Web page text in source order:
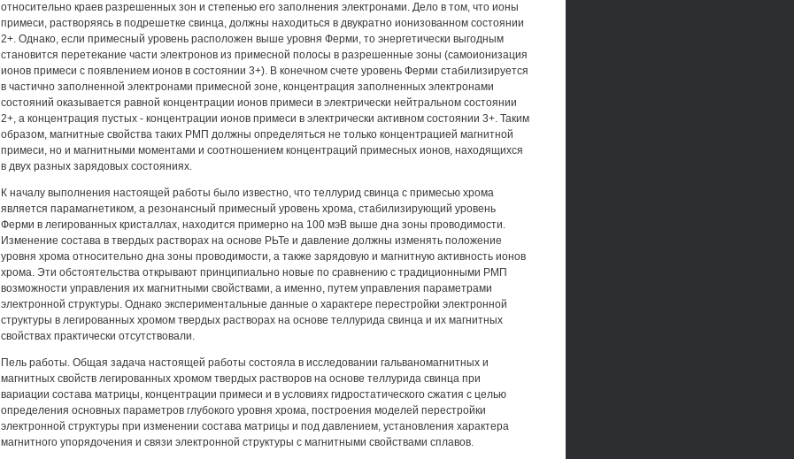
относительно краев разрешенных зон и степенью его заполнения электронами. Дело в том, что ионы
примеси, растворяясь в подрешетке свинца, должны находиться в двукратно ионизованном состоянии
2+. Однако, если примесный уровень расположен выше уровня Ферми, то энергетически выгодным
становится перетекание части электронов из примесной полосы в разрешенные зоны (самоионизация
ионов примеси с появлением ионов в состоянии 3+). В конечном счете уровень Ферми стабилизируется
в частично заполненной электронами примесной зоне, концентрация заполненных электронами
состояний оказывается равной концентрации ионов примеси в электрически нейтральном состоянии
2+, а концентрация пустых - концентрации ионов примеси в электрически активном состоянии 3+. Таким
образом, магнитные свойства таких РМП должны определяться не только концентрацией магнитной
примеси, но и магнитными моментами и соотношением концентраций примесных ионов, находящихся
в двух разных зарядовых состояниях.
К началу выполнения настоящей работы было известно, что теллурид свинца с примесью хрома
является парамагнетиком, а резонансный примесный уровень хрома, стабилизирующий уровень
Ферми в легированных кристаллах, находится примерно на 100 мэВ выше дна зоны проводимости.
Изменение состава в твердых растворах на основе РЬТе и давление должны изменять положение
уровня хрома относительно дна зоны проводимости, а также зарядовую и магнитную активность ионов
хрома. Эти обстоятельства открывают принципиально новые по сравнению с традиционными РМП
возможности управления их магнитными свойствами, а именно, путем управления параметрами
электронной структуры. Однако экспериментальные данные о характере перестройки электронной
структуры в легированных хромом твердых растворах на основе теллурида свинца и их магнитных
свойствах практически отсутствовали.
Пель работы. Общая задача настоящей работы состояла в исследовании гальваномагнитных и
магнитных свойств легированных хромом твердых растворов на основе теллурида свинца при
вариации состава матрицы, концентрации примеси и в условиях гидростатического сжатия с целью
определения основных параметров глубокого уровня хрома, построения моделей перестройки
электронной структуры при изменении состава матрицы и под давлением, установления характера
магнитного упорядочения и связи электронной структуры с магнитными свойствами сплавов.